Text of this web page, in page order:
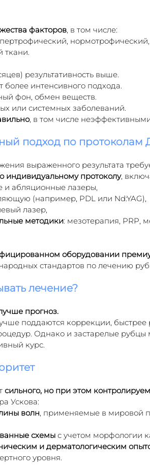
факторов, в том числе:
ткани.
результативность выше.
интенсивного подхода.
фон, обмен веществ.
или системных заболеваний.
, в том числе
подход по протоколам
выраженного результата
индивидуальному протоколу,
абляционные лазеры,
(например, PDL или Nd:YAG),
лазер,
методики: мезотерапия, PRP,
оборудовании
стандартов по лечению
лечение?
прогноз.
поддаются коррекции,
Однако и застарелые
курс.
сильного, но при этом
Ускова:
волн, применяемые в мировой
схемы с учетом морфологии
и дерматологическим
уровня.